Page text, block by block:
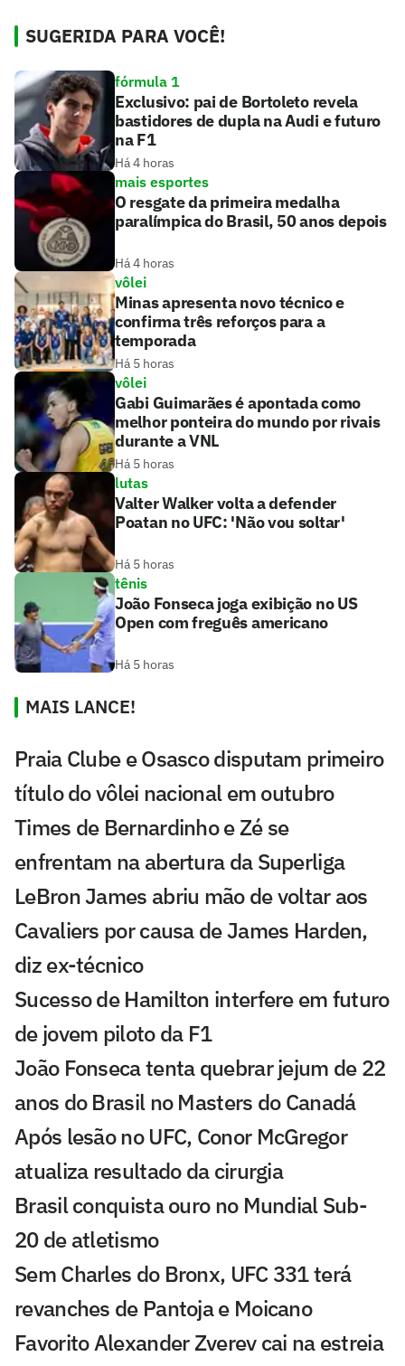
SUGERIDA PARA VOCÊ!
fórmula 1
Exclusivo: pai de Bortoleto revela
bastidores de dupla na Audi e futuro
na F1
Há 4 horas
mais esportes
O resgate da primeira medalha
paralímpica do Brasil, 50 anos depois
Há 4 horas
vôlei
Minas apresenta novo técnico e
confirma três reforços para a
temporada
Há 5 horas
vôlei
Gabi Guimarães é apontada como
melhor ponteira do mundo por rivais
durante a VNL
Há 5 horas
lutas
Valter Walker volta a defender
Poatan no UFC: 'Não vou soltar'
Há 5 horas
tênis
João Fonseca joga exibição no US
Open com freguês americano
Há 5 horas
MAIS LANCE!
Praia Clube e Osasco disputam primeiro
título do vôlei nacional em outubro
Times de Bernardinho e Zé se
enfrentam na abertura da Superliga
LeBron James abriu mão de voltar aos
Cavaliers por causa de James Harden,
diz ex-técnico
Sucesso de Hamilton interfere em futuro
de jovem piloto da F1
João Fonseca tenta quebrar jejum de 22
anos do Brasil no Masters do Canadá
Após lesão no UFC, Conor McGregor
atualiza resultado da cirurgia
Brasil conquista ouro no Mundial Sub-
20 de atletismo
Sem Charles do Bronx, UFC 331 terá
revanches de Pantoja e Moicano
Favorito Alexander Zverev cai na estreia